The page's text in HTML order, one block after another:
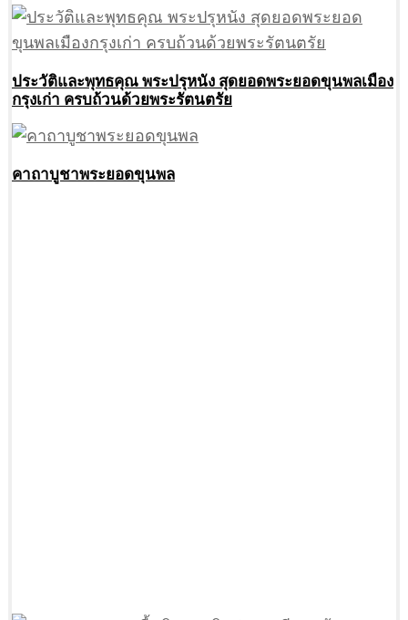
ประวัติและพุทธคุณ พระปรุหนัง สุดยอดพระยอดขุนพลเมือง
กรุงเก่า ครบถ้วนด้วยพระรัตนตรัย
คาถาบูชาพระยอดขุนพล